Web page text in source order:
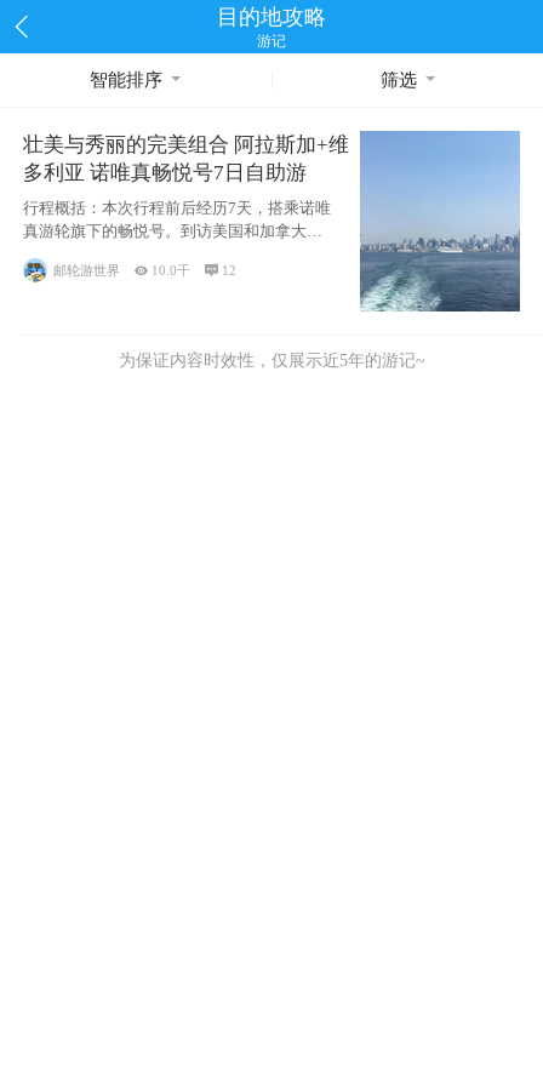
目的地攻略
游记
智能排序 筛选
壮美与秀丽的完美组合 阿拉斯加+维
多利亚 诺唯真畅悦号7日自助游
行程概括：本次行程前后经历7天，搭乘诺唯
真游轮旗下的畅悦号。到访美国和加拿大的4
个州/省：美国华盛顿州
邮轮游世界  10.0千  12
为保证内容时效性，仅展示近5年的游记~